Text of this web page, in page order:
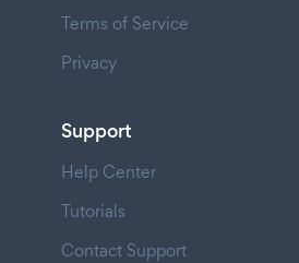
Terms of Service
Privacy
Support
Help Center
Tutorials
Contact Support